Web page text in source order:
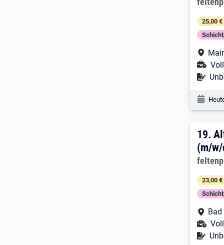
25,00
19.
19.
(m/
23,00